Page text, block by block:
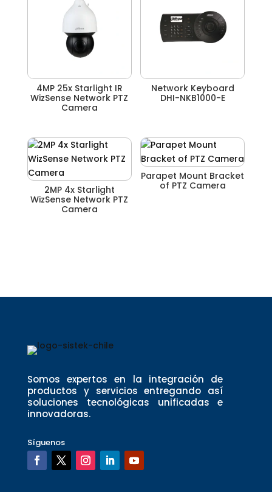
4MP 25x Starlight IR
WizSense Network PTZ
Camera
Network Keyboard
DHI-NKB1000-E
2MP 4x Starlight
WizSense Network PTZ
Camera
Parapet Mount Bracket
of PTZ Camera
Somos expertos en la integración de
productos y servicios entregando así
soluciones tecnológicas unificadas e
innovadoras.
Síguenos